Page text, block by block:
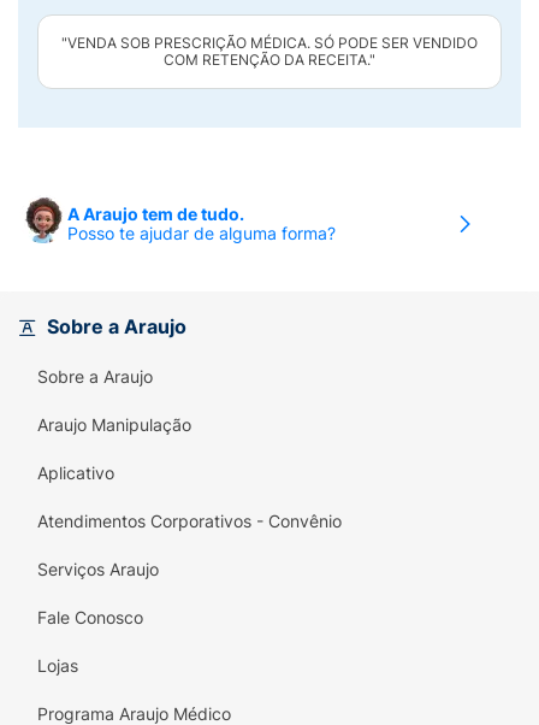
"VENDA SOB PRESCRIÇÃO MÉDICA. SÓ PODE SER VENDIDO
COM RETENÇÃO DA RECEITA."
A Araujo tem de tudo.
Posso te ajudar de alguma forma?
Sobre a Araujo
Sobre a Araujo
Araujo Manipulação
Aplicativo
Atendimentos Corporativos - Convênio
Serviços Araujo
Fale Conosco
Lojas
Programa Araujo Médico